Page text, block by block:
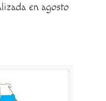
en agosto